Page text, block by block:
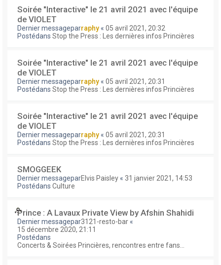
Soirée "Interactive" le 21 avril 2021 avec l'équipe
de VIOLET
Dernier messageparraphy « 05 avril 2021, 20:32
Postédans Stop the Press : Les dernières infos Princières
Soirée "Interactive" le 21 avril 2021 avec l'équipe
de VIOLET
Dernier messageparraphy « 05 avril 2021, 20:31
Postédans Stop the Press : Les dernières infos Princières
Soirée "Interactive" le 21 avril 2021 avec l'équipe
de VIOLET
Dernier messageparraphy « 05 avril 2021, 20:31
Postédans Stop the Press : Les dernières infos Princières
SMOGGEEK
Dernier messageparElvis Paisley « 31 janvier 2021, 14:53
Postédans Culture
Prince : A Lavaux Private View by Afshin Shahidi
Dernier messagepar3121-resto-bar «
15 décembre 2020, 21:11
Postédans
Concerts & Soirées Princières, rencontres entre fans...